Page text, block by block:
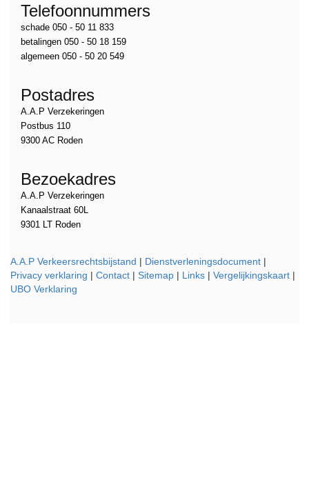
Telefoonnummers
schade 050 - 50 11 833
betalingen 050 - 50 18 159
algemeen 050 - 50 20 549
Postadres
A.A.P Verzekeringen
Postbus 110
9300 AC Roden
Bezoekadres
A.A.P Verzekeringen
Kanaalstraat 60L
9301 LT Roden
A.A.P Verkeersrechtsbijstand | Dienstverleningsdocument |
Privacy verklaring | Contact | Sitemap | Links | Vergelijkingskaart |
UBO Verklaring